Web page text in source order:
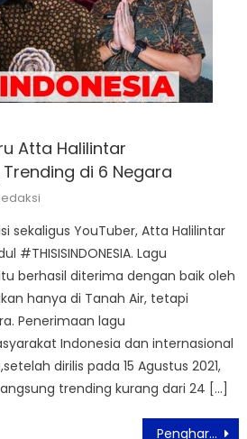
Atta Halilintar
Trending di 6 Negara
sekaligus YouTuber, Atta Halilintar
#THISISINDONESIA. Lagu
berhasil diterima dengan baik oleh
hanya di Tanah Air, tetapi
Penerimaan lagu
Indonesia dan internasional
dirilis pada 15 Agustus 2021,
langsung trending kurang dari 24 […]
Penghargaan CHSE Tahun 2020 Kembali Diraih Aviary Bintaro